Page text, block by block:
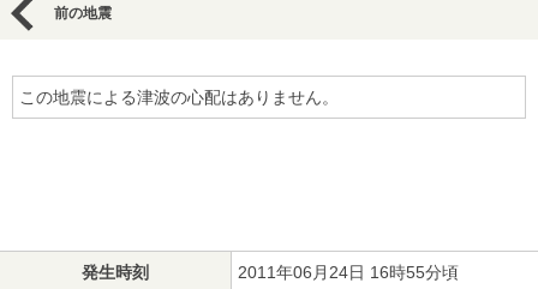
前の地震
この地震による津波の心配はありません。
発生時刻 2011年06月24日 16時55分頃